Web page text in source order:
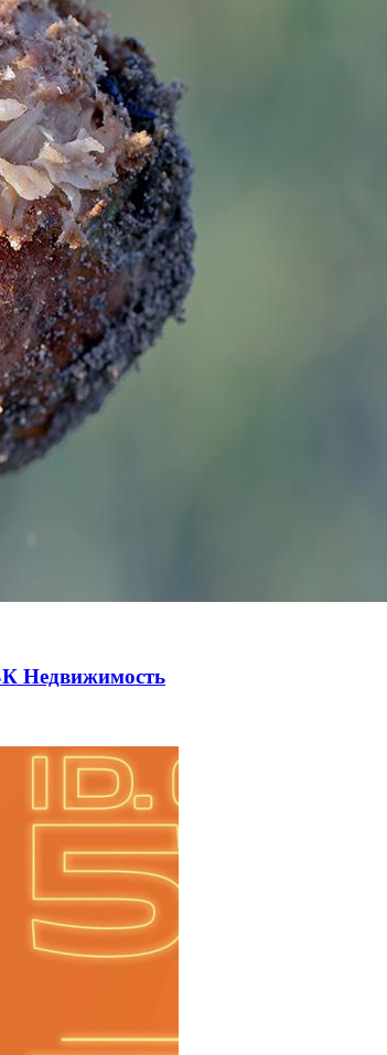
Недвижимость